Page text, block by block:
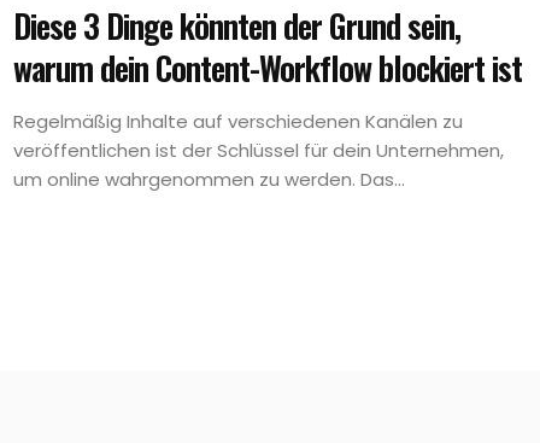
Diese 3 Dinge könnten der Grund sein,
warum dein Content-Workflow blockiert ist
Regelmäßig Inhalte auf verschiedenen Kanälen zu
veröffentlichen ist der Schlüssel für dein Unternehmen,
um online wahrgenommen zu werden. Das...